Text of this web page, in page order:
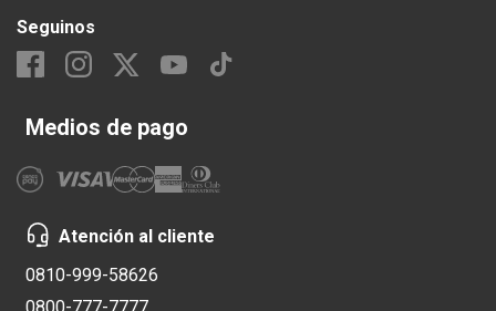
Seguinos
Medios de pago
Atención al cliente
0810-999-58626